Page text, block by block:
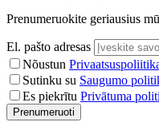
Prenumeruokite geriausius
El. pašto adresas
Nõustun
Sutinku su Saugumo
Es piekrītu Privātuma
Prenumeruoti